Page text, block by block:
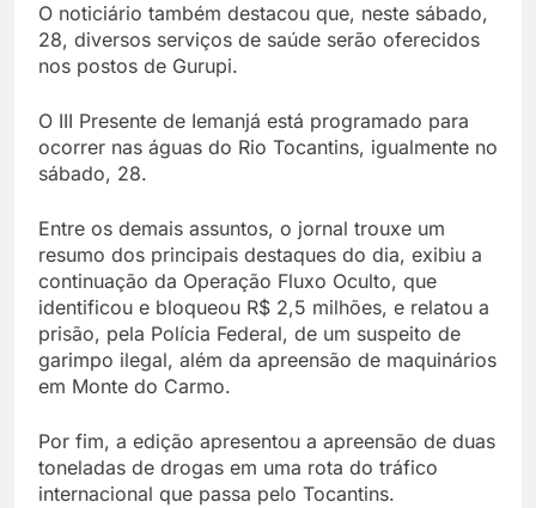
O noticiário também destacou que, neste sábado,
28, diversos serviços de saúde serão oferecidos
nos postos de Gurupi.
O III Presente de Iemanjá está programado para
ocorrer nas águas do Rio Tocantins, igualmente no
sábado, 28.
Entre os demais assuntos, o jornal trouxe um
resumo dos principais destaques do dia, exibiu a
continuação da Operação Fluxo Oculto, que
identificou e bloqueou R$ 2,5 milhões, e relatou a
prisão, pela Polícia Federal, de um suspeito de
garimpo ilegal, além da apreensão de maquinários
em Monte do Carmo.
Por fim, a edição apresentou a apreensão de duas
toneladas de drogas em uma rota do tráfico
internacional que passa pelo Tocantins.